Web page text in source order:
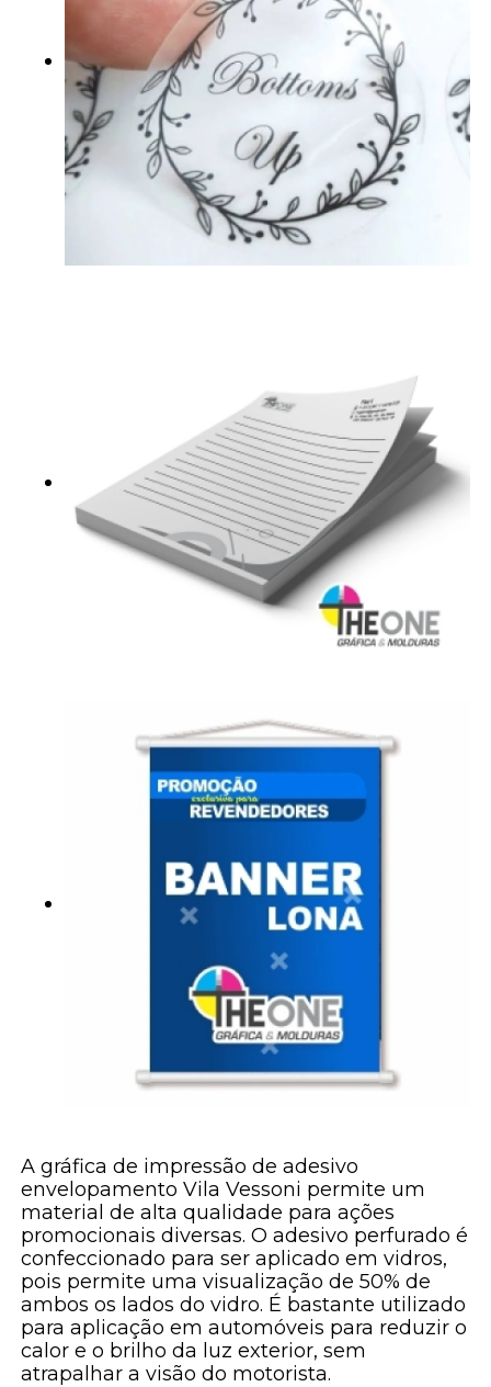
A gráfica de impressão de adesivo
envelopamento Vila Vessoni permite um
material de alta qualidade para ações
promocionais diversas. O adesivo perfurado é
confeccionado para ser aplicado em vidros,
pois permite uma visualização de 50% de
ambos os lados do vidro. É bastante utilizado
para aplicação em automóveis para reduzir o
calor e o brilho da luz exterior, sem
atrapalhar a visão do motorista.